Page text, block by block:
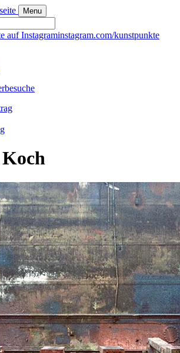
Menu
auf Instagraminstagram.com/kunstpunkte